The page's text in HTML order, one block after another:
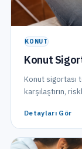
KONUT
Konut
Konut sigortası
karşılaştırın,
Detayları Gör